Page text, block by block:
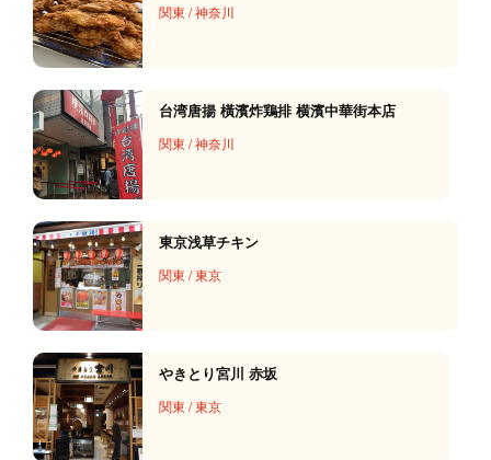
関東 /神奈川
台湾唐揚 橫濱炸鶏排 横濱中華街本店
関東 /神奈川
東京浅草チキン
関東 /東京
やきとり宮川 赤坂
関東 /東京